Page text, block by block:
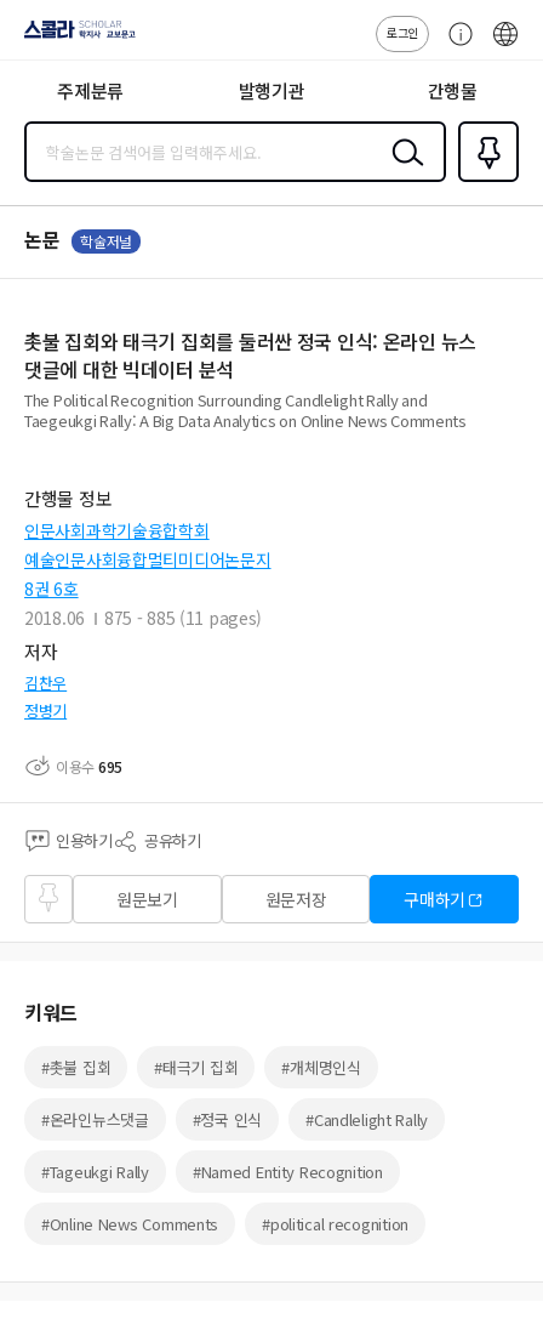
지사·교보문고
로그인
센
주제분류 발행기관 간행물
검색
즐겨찾
기0
논문 학술저널
촛불 집회와 태극기 집회를 둘러싼 정국 인식: 온라인 뉴스
댓글에 대한 빅데이터 분석
The Political Recognition Surrounding Candlelight Rally and
Taegeukgi Rally: A Big Data Analytics on Online News Comments
간행물 정보
인문사회과학기술융합학회
예술인문사회융합멀티미디어논문지
8권 6호
2018.06
875 - 885 (11 pages)
저자
김찬우
정병기
이용수695
인용하기 공유하기
즐겨
찾기
원문보기 원문저장 구매하기
키워드
#촛불 집회 #태극기 집회 #개체명인식
#온라인뉴스댓글 #정국 인식 #Candlelight Rally
#Tageukgi Rally #Named Entity Recognition
#Online News Comments #political recognition